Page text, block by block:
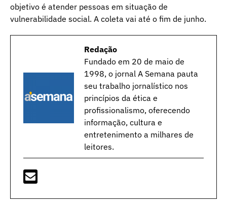
objetivo é atender pessoas em situação de
vulnerabilidade social. A coleta vai até o fim de junho.
Redação
Fundado em 20 de maio de
1998, o jornal A Semana pauta
seu trabalho jornalístico nos
princípios da ética e
profissionalismo, oferecendo
informação, cultura e
entretenimento a milhares de
leitores.